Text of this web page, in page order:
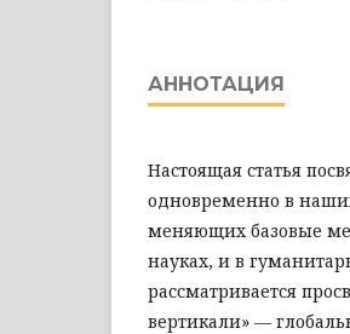
АННОТАЦИЯ
Настоящая статья
одновременно в
меняющих базовые
науках, и в
рассматривается
вертикали» —